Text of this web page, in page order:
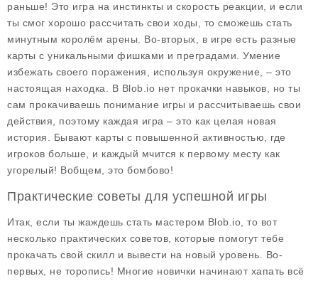
раньше! Это игра на инстинкты и скорость реакции, и если
ты смог хорошо рассчитать свои ходы, то сможешь стать
минутным королём арены. Во-вторых, в игре есть разные
карты с уникальными фишками и преградами. Умение
избежать своего поражения, используя окружение, – это
настоящая находка. В Blob.io нет прокачки навыков, но ты
сам прокачиваешь понимание игры и рассчитываешь свои
действия, поэтому каждая игра – это как целая новая
история. Бывают карты с повышенной активностью, где
игроков больше, и каждый мчится к первому месту как
угорелый! Вобщем, это бомбово!
Практические советы для успешной игры
Итак, если ты жаждешь стать мастером Blob.io, то вот
несколько практических советов , которые помогут тебе
прокачать свой скилл и вывести на новый уровень. Во-
первых, не торопись! Многие новички начинают хапать всё